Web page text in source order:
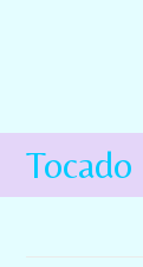
Tocado